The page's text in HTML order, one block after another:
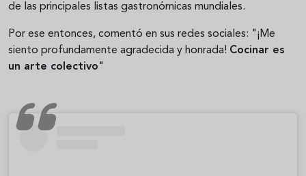
de las principales listas gastronómicas mundiales.
Por ese entonces, comentó en sus redes sociales: "¡Me
siento profundamente agradecida y honrada! Cocinar es
un arte colectivo"